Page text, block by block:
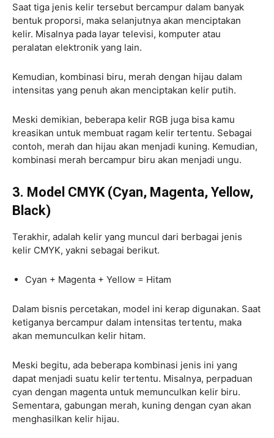
Saat tiga jenis kelir tersebut bercampur dalam banyak
bentuk proporsi, maka selanjutnya akan menciptakan
kelir. Misalnya pada layar televisi, komputer atau
peralatan elektronik yang lain.
Kemudian, kombinasi biru, merah dengan hijau dalam
intensitas yang penuh akan menciptakan kelir putih.
Meski demikian, beberapa kelir RGB juga bisa kamu
kreasikan untuk membuat ragam kelir tertentu. Sebagai
contoh, merah dan hijau akan menjadi kuning. Kemudian,
kombinasi merah bercampur biru akan menjadi ungu.
3. Model CMYK (Cyan, Magenta, Yellow,
Black)
Terakhir, adalah kelir yang muncul dari berbagai jenis
kelir CMYK, yakni sebagai berikut.
Cyan + Magenta + Yellow = Hitam
Dalam bisnis percetakan, model ini kerap digunakan. Saat
ketiganya bercampur dalam intensitas tertentu, maka
akan memunculkan kelir hitam.
Meski begitu, ada beberapa kombinasi jenis ini yang
dapat menjadi suatu kelir tertentu. Misalnya, perpaduan
cyan dengan magenta untuk memunculkan kelir biru.
Sementara, gabungan merah, kuning dengan cyan akan
menghasilkan kelir hijau.